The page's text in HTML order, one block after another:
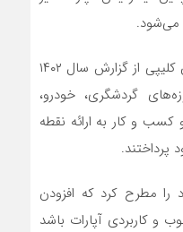
می‌شود.
در ادامه این مراسم و بعد از پخش کلیپی از گزارش سال ۱۴۰۲
گردشگری، خودرو،
کسب و کار به ارائه‌ نقطه
پرداختند.
را مطرح کرد که افزودن
و کاربردی آپارات باشد